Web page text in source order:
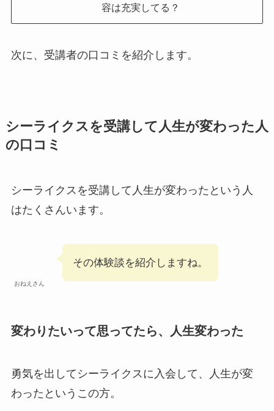
容は充実してる？
次に、受講者の口コミを紹介します。
シーライクスを受講して人生が変わった人
の口コミ
シーライクスを受講して人生が変わったという人
はたくさんいます。
おねえさん
その体験談を紹介しますね。
変わりたいって思ってたら、人生変わった
勇気を出してシーライクスに入会して、人生が変
わったというこの方。